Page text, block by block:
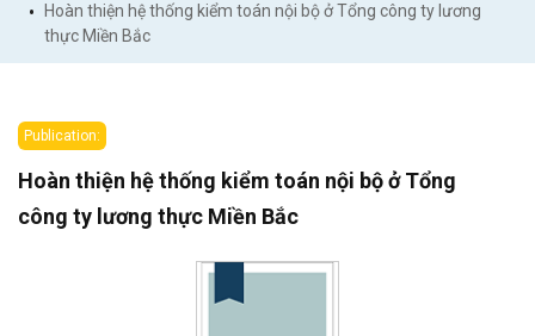
Hoàn thiện hệ thống kiểm toán nội bộ ở Tổng công ty lương
thực Miền Bắc
Publication:
Hoàn thiện hệ thống kiểm toán nội bộ ở Tổng
công ty lương thực Miền Bắc